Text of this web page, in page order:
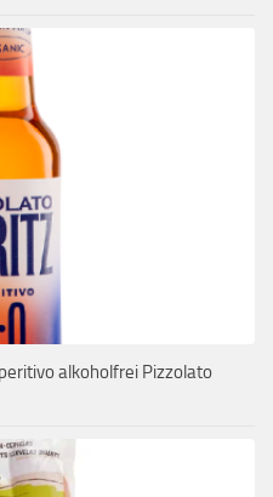
alkoholfrei Pizzolato